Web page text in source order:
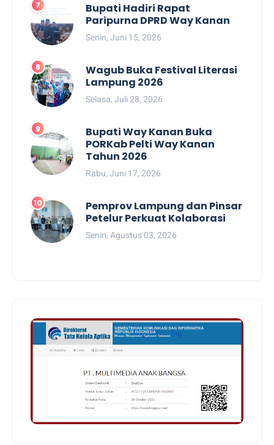
Bupati Hadiri Rapat
Paripurna DPRD Way Kanan
Senin, Juni 15, 2026
Wagub Buka Festival Literasi
Lampung 2026
Selasa, Juli 28, 2026
Bupati Way Kanan Buka
PORKab Pelti Way Kanan
Tahun 2026
Rabu, Juni 17, 2026
Pemprov Lampung dan Pinsar
Petelur Perkuat Kolaborasi
Senin, Agustus 03, 2026